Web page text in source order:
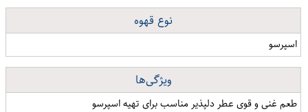
نوع قهوه
اسپرسو
ویژگی‌ها
طعم غنی و قوی عطر دلپذیر مناسب برای تهیه اسپرسو